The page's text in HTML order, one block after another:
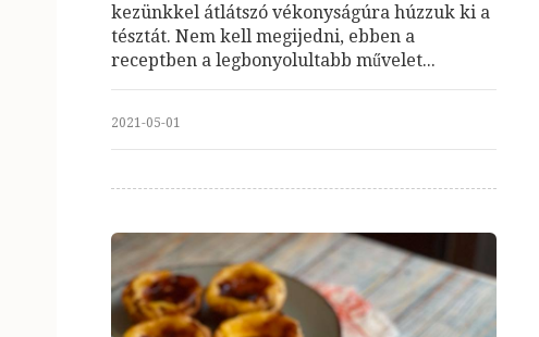
kezünkkel átlátszó vékonyságúra húzzuk ki a
tésztát. Nem kell megijedni, ebben a
receptben a legbonyolultabb művelet...
2021-05-01